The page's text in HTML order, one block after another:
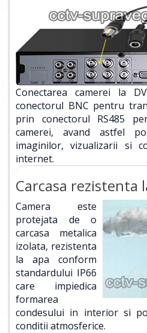
Conectarea camerei la
conectorul BNC pentru
prin conectorul RS485
camerei, avand astfel
imaginilor, vizualizarii si
internet.
Carcasa rezistenta
Camera este
protejata de o
carcasa metalica
izolata, rezistenta
la apa conform
standardului IP66
care impiedica
formarea
condesului in interior si
conditii atmosferice.